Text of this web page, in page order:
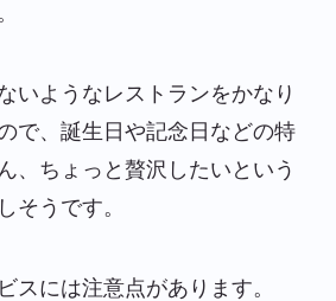
いようなレストランをかなり
で、誕生日や記念日などの特
、ちょっと贅沢したいという
そうです。
スには注意点があります。